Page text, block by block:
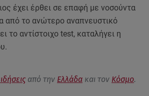
έχει έρθει σε επαφή με νοσούντα
από το ανώτερο αναπνευστικό
το αντίστοιχο test, καταλήγει η
από την Ελλάδα και τον Κόσμο.